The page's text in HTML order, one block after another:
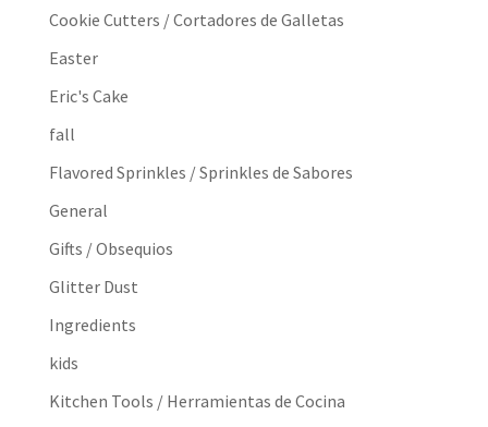
Cookie Cutters / Cortadores de Galletas
Easter
Eric's Cake
fall
Flavored Sprinkles / Sprinkles de Sabores
General
Gifts / Obsequios
Glitter Dust
Ingredients
kids
Kitchen Tools / Herramientas de Cocina